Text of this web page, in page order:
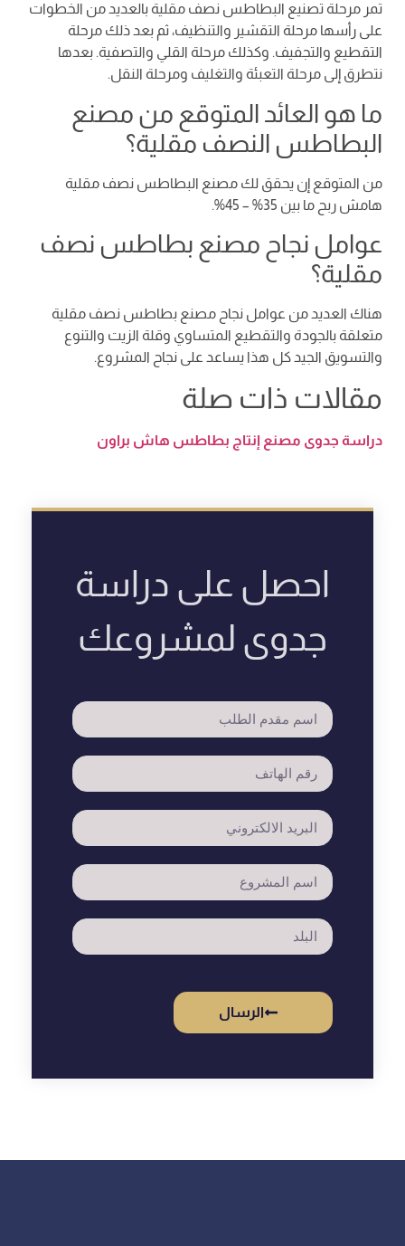
تمر مرحلة تصنيع البطاطس نصف مقلية بالعديد من الخطوات
على رأسها مرحلة التقشير والتنظيف، ثم بعد ذلك مرحلة
التقطيع والتجفيف. وكذلك مرحلة القلي والتصفية. بعدها
نتطرق إلى مرحلة التعبئة والتغليف ومرحلة النقل.
ما هو العائد المتوقع من مصنع
البطاطس النصف مقلية؟
من المتوقع إن يحقق لك مصنع البطاطس نصف مقلية
هامش ربح ما بين 35% – 45%.
عوامل نجاح مصنع بطاطس نصف
مقلية؟
هناك العديد من عوامل نجاح مصنع بطاطس نصف مقلية
متعلقة بالجودة والتقطيع المتساوي وقلة الزيت والتنوع
والتسويق الجيد كل هذا يساعد على نجاح المشروع.
مقالات ذات صلة
دراسة جدوى مصنع إنتاج بطاطس هاش براون
احصل على دراسة
جدوى لمشروعك
الرسال